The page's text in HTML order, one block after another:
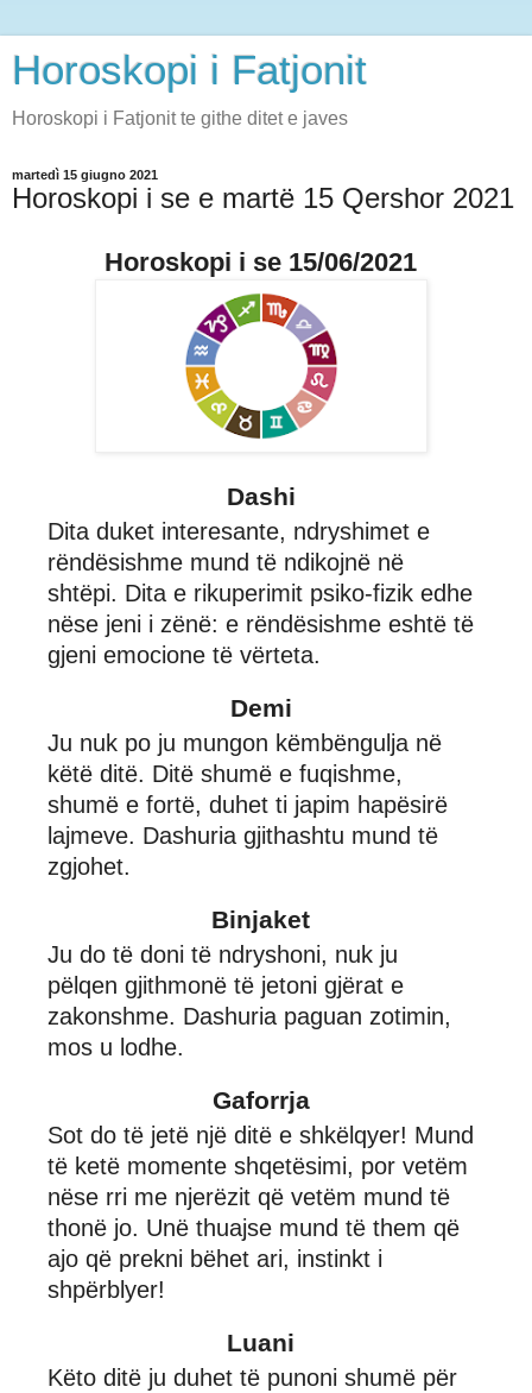
Horoskopi i Fatjonit
Horoskopi i Fatjonit te githe ditet e javes
martedì 15 giugno 2021
Horoskopi i se e martë 15 Qershor 2021
Horoskopi i se 15/06/2021
Dashi
Dita duket interesante, ndryshimet e
rëndësishme mund të ndikojnë në
shtëpi. Dita e rikuperimit psiko-fizik edhe
nëse jeni i zënë: e rëndësishme eshtë të
gjeni emocione të vërteta.
Demi
Ju nuk po ju mungon këmbëngulja në
këtë ditë. Ditë shumë e fuqishme,
shumë e fortë, duhet ti japim hapësirë
lajmeve. Dashuria gjithashtu mund të
zgjohet.
Binjaket
Ju do të doni të ndryshoni, nuk ju
pëlqen gjithmonë të jetoni gjërat e
zakonshme. Dashuria paguan zotimin,
mos u lodhe.
Gaforrja
Sot do të jetë një ditë e shkëlqyer! Mund
të ketë momente shqetësimi, por vetëm
nëse rri me njerëzit që vetëm mund të
thonë jo. Unë thuajse mund të them që
ajo që prekni bëhet ari, instinkt i
shpërblyer!
Luani
Këto ditë ju duhet të punoni shumë për